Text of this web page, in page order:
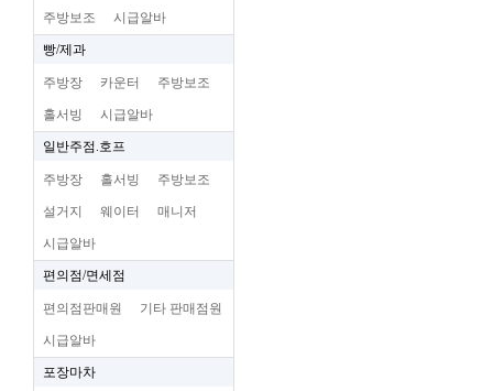
주방보조 시급알바
빵/제과
주방장 카운터 주방보조
홀서빙 시급알바
일반주점.호프
주방장 홀서빙 주방보조
설거지 웨이터 매니저
시급알바
편의점/면세점
편의점판매원 기타 판매점원
시급알바
포장마차